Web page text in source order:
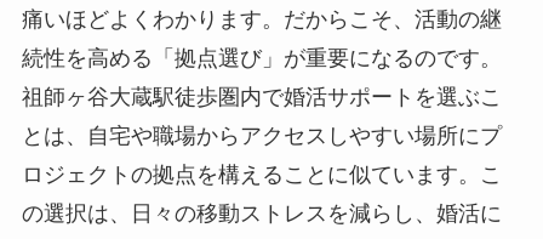
痛いほどよくわかります。だからこそ、活動の継
続性を高める「拠点選び」が重要になるのです。
祖師ヶ谷大蔵駅徒歩圏内で婚活サポートを選ぶこ
とは、自宅や職場からアクセスしやすい場所にプ
ロジェクトの拠点を構えることに似ています。こ
の選択は、日々の移動ストレスを減らし、婚活に